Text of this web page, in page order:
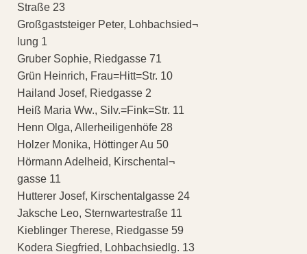
Straße 23
Großgaststeiger Peter, Lohbachsied¬
lung 1
Gruber Sophie, Riedgasse 71
Grün Heinrich, Frau=Hitt=Str. 10
Hailand Josef, Riedgasse 2
Heiß Maria Ww., Silv.=Fink=Str. 11
Henn Olga, Allerheiligenhöfe 28
Holzer Monika, Höttinger Au 50
Hörmann Adelheid, Kirschental¬
gasse 11
Hutterer Josef, Kirschentalgasse 24
Jaksche Leo, Sternwartestraße 11
Kieblinger Therese, Riedgasse 59
Kodera Siegfried, Lohbachsiedlg. 13